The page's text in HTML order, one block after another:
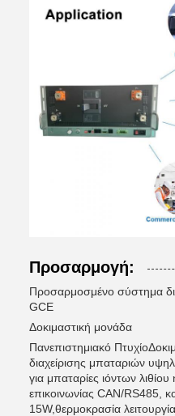
Προσαρμογή:
Προσαρμοσμένο σύστημα
GCE
Δοκιμαστική μονάδα
Πανεπιστημιακό Πτυχίο
διαχείρισης μπαταριών
για μπαταρίες ιόντων
επικοινωνίας CAN/RS485,
15W,θερμοκρασία